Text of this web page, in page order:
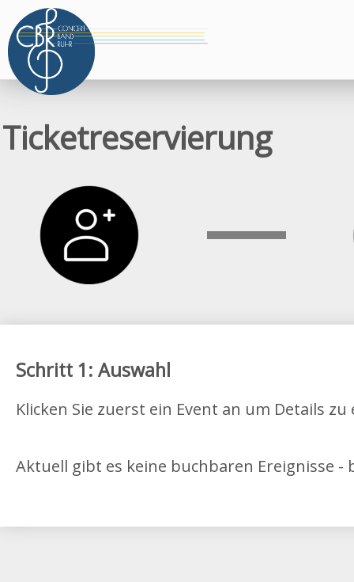
Ticketreservierung
Schritt 1: Auswahl
Klicken Sie zuerst ein Event an um Details
Aktuell gibt es keine buchbaren Ereignisse